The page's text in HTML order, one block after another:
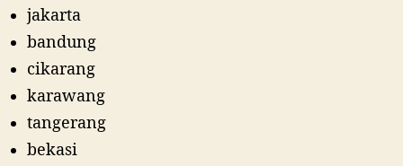
jakarta
bandung
cikarang
karawang
tangerang
bekasi